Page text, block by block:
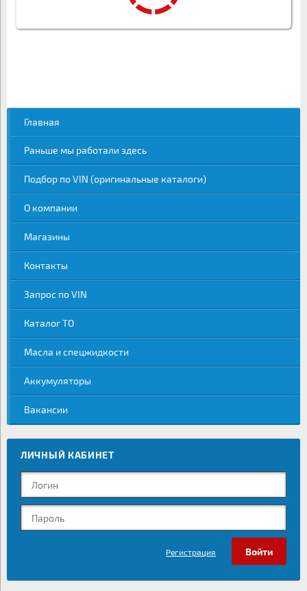
Главная
Раньше мы работали здесь
Подбор по VIN (оригинальные каталоги)
О компании
Магазины
Контакты
Запрос по VIN
Каталог ТО
Масла и спецжидкости
Аккумуляторы
Вакансии
ЛИЧНЫЙ КАБИНЕТ
Регистрация